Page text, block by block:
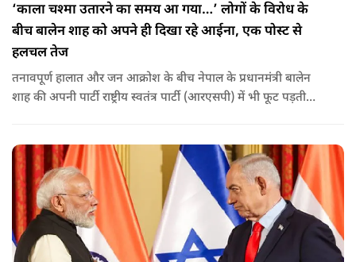
‘काला चश्मा उतारने का समय आ गया…’ लोगों के विरोध के
बीच बालेन शाह को अपने ही दिखा रहे आईना, एक पोस्ट से
हलचल तेज
तनावपूर्ण हालात और जन आक्रोश के बीच नेपाल के प्रधानमंत्री बालेन
शाह की अपनी पार्टी राष्ट्रीय स्वतंत्र पार्टी (आरएसपी) में भी फूट पड़ती